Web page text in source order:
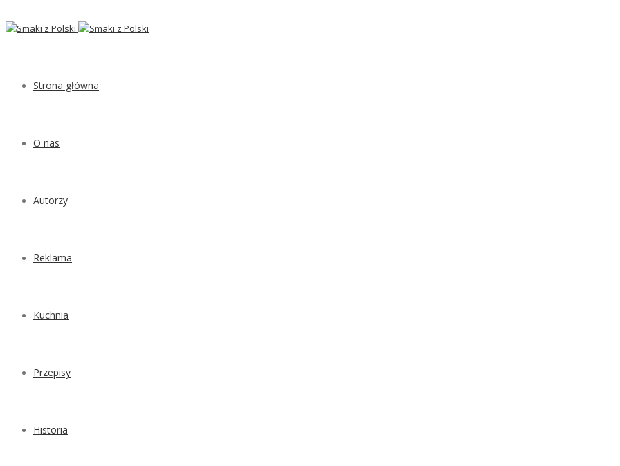
Strona główna
O nas
Autorzy
Reklama
Kuchnia
Przepisy
Historia